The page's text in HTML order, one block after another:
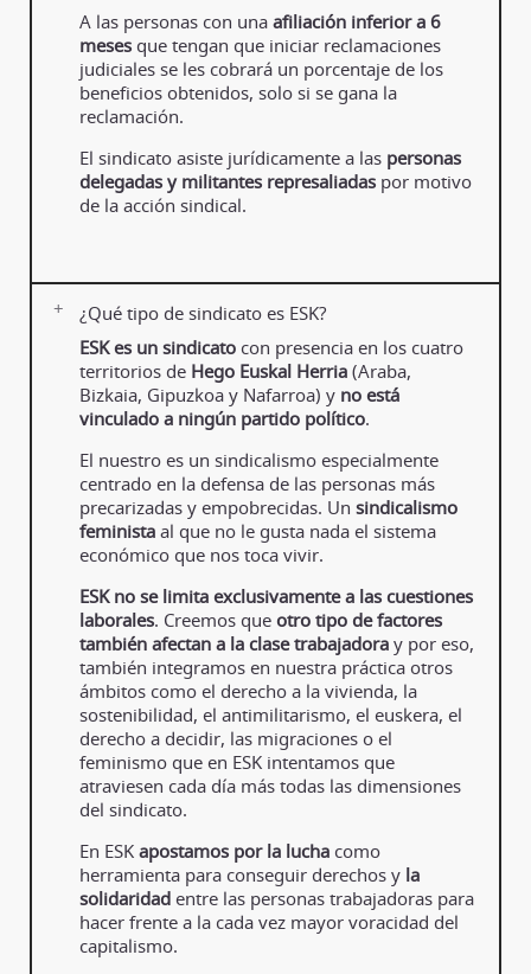
A las personas con una afiliación inferior a 6
meses que tengan que iniciar reclamaciones
judiciales se les cobrará un porcentaje de los
beneficios obtenidos, solo si se gana la
reclamación.
El sindicato asiste jurídicamente a las personas
delegadas y militantes represaliadas por motivo
de la acción sindical.
¿Qué tipo de sindicato es ESK?
ESK es un sindicato con presencia en los cuatro
territorios de Hego Euskal Herria (Araba,
Bizkaia, Gipuzkoa y Nafarroa) y no está
vinculado a ningún partido político.
El nuestro es un sindicalismo especialmente
centrado en la defensa de las personas más
precarizadas y empobrecidas. Un sindicalismo
feminista al que no le gusta nada el sistema
económico que nos toca vivir.
ESK no se limita exclusivamente a las cuestiones
laborales. Creemos que otro tipo de factores
también afectan a la clase trabajadora y por eso,
también integramos en nuestra práctica otros
ámbitos como el derecho a la vivienda, la
sostenibilidad, el antimilitarismo, el euskera, el
derecho a decidir, las migraciones o el
feminismo que en ESK intentamos que
atraviesen cada día más todas las dimensiones
del sindicato.
En ESK apostamos por la lucha como
herramienta para conseguir derechos y la
solidaridad entre las personas trabajadoras para
hacer frente a la cada vez mayor voracidad del
capitalismo.